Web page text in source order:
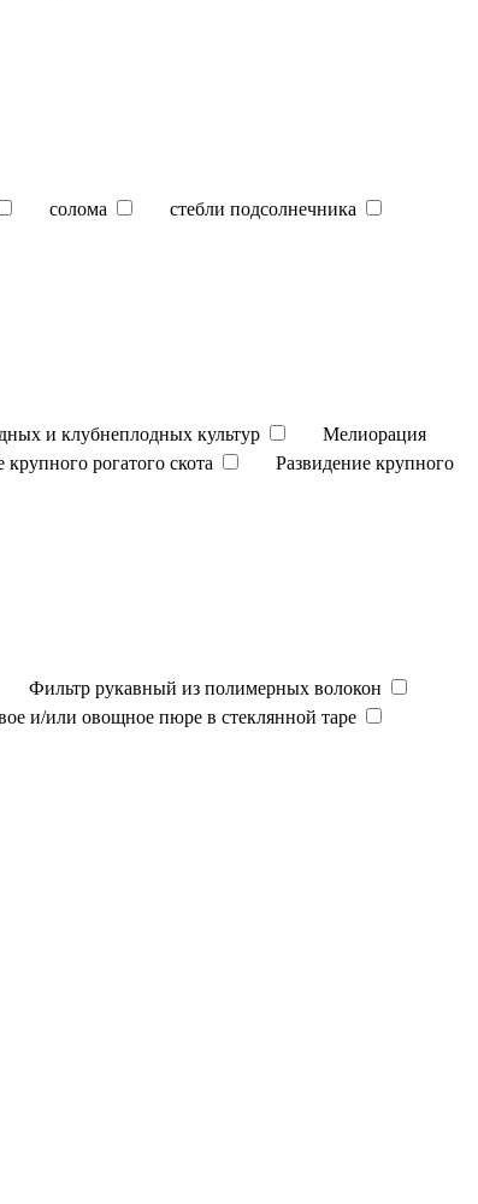
солома
стебли подсолнечника
и клубнеплодных культур
Мелиорация
крупного рогатого скота
Развидение крупного
Фильтр рукавный из полимерных волокон
и/или овощное пюре в стеклянной таре